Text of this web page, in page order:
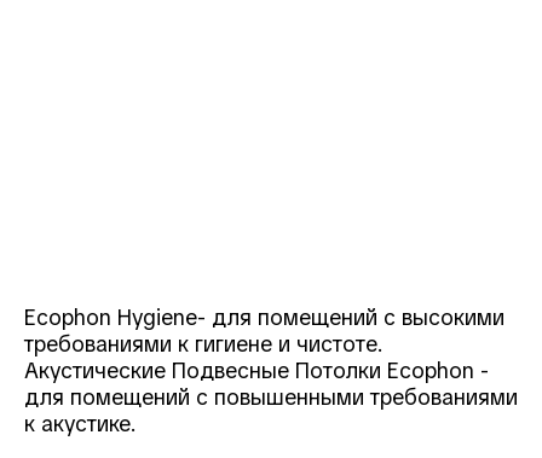
Ecophon Hygiene- для помещений с высокими
требованиями к гигиене и чистоте.
Акустические Подвесные Потолки Ecophon -
для помещений с повышенными требованиями
к акустике.